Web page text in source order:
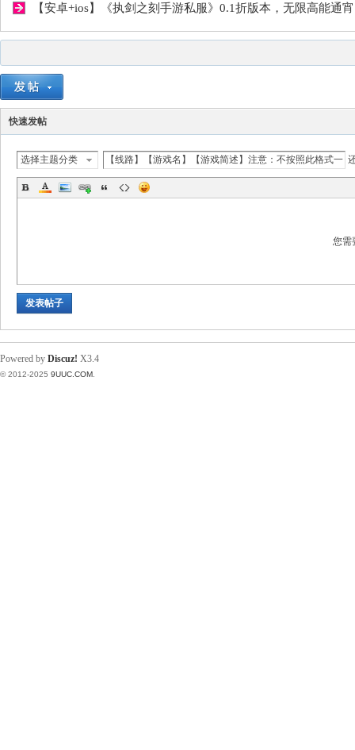
【安卓+ios】《执剑之刻手游私服》0.1折版本，无限高能通宵
快速发帖
选择主题分类
您需
发表帖子
Powered by Discuz! X3.4
© 2012-2025 9UUC.COM